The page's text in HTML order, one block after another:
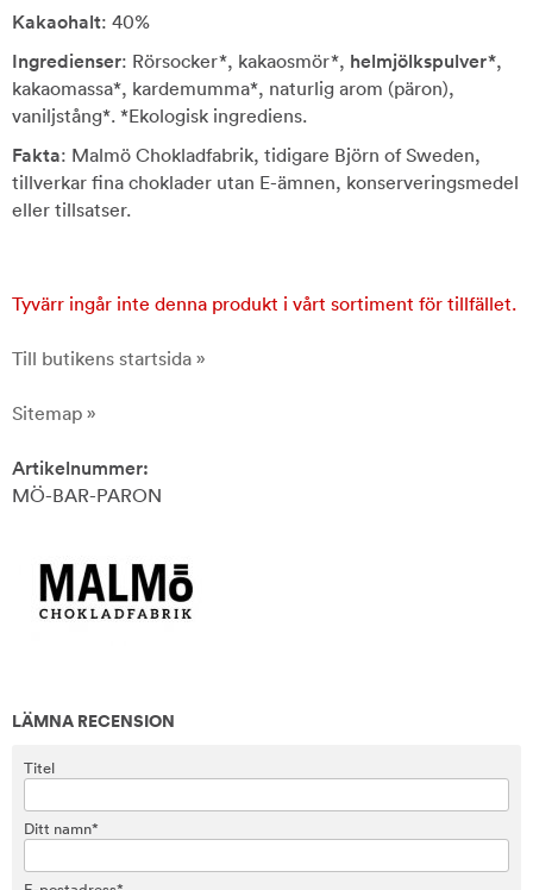
Kakaohalt: 40%
Ingredienser: Rörsocker*, kakaosmör*, helmjölkspulver*,
kakaomassa*, kardemumma*, naturlig arom (päron),
vaniljstång*. *Ekologisk ingrediens.
Fakta: Malmö Chokladfabrik, tidigare Björn of Sweden,
tillverkar fina choklader utan E-ämnen, konserveringsmedel
eller tillsatser.
Tyvärr ingår inte denna produkt i vårt sortiment för tillfället.
Till butikens startsida »
Sitemap »
Artikelnummer:
MÖ-BAR-PARON
LÄMNA RECENSION
Titel
Ditt namn*